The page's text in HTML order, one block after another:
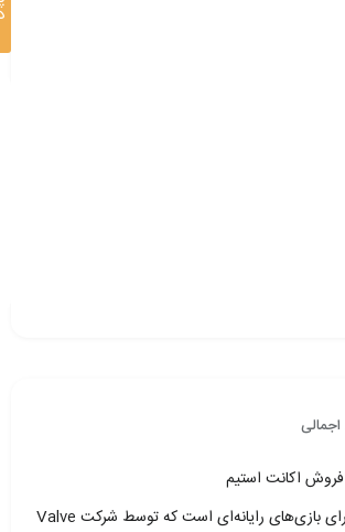
اکانت استیم
Steam یک پلتفرم برای بازی‌های رایانه‌ای است که توسط شرکت Valve